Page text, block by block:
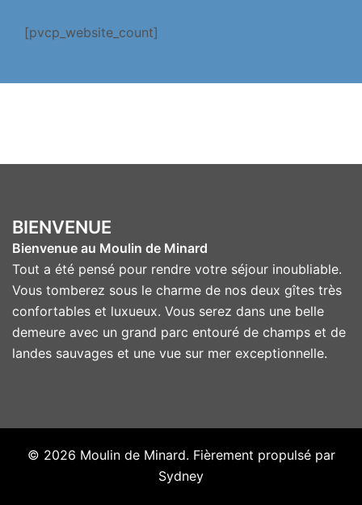
[pvcp_website_count]
BIENVENUE
Bienvenue au Moulin de Minard
Tout a été pensé pour rendre votre séjour inoubliable.
Vous tomberez sous le charme de nos deux gîtes très
confortables et luxueux. Vous serez dans une belle
demeure avec un grand parc entouré de champs et de
landes sauvages et une vue sur mer exceptionnelle.
© 2026 Moulin de Minard. Fièrement propulsé par
Sydney